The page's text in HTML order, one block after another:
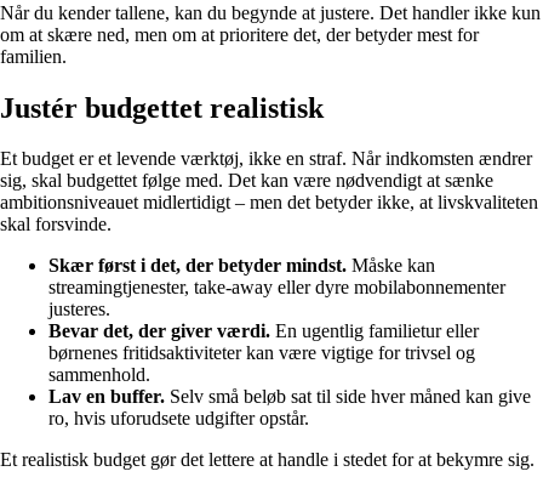
Når du kender tallene, kan du begynde at justere. Det handler ikke kun
om at skære ned, men om at prioritere det, der betyder mest for
familien.
Justér budgettet realistisk
Et budget er et levende værktøj, ikke en straf. Når indkomsten ændrer
sig, skal budgettet følge med. Det kan være nødvendigt at sænke
ambitionsniveauet midlertidigt – men det betyder ikke, at livskvaliteten
skal forsvinde.
Skær først i det, der betyder mindst. Måske kan
streamingtjenester, take-away eller dyre mobilabonnementer
justeres.
Bevar det, der giver værdi. En ugentlig familietur eller
børnenes fritidsaktiviteter kan være vigtige for trivsel og
sammenhold.
Lav en buffer. Selv små beløb sat til side hver måned kan give
ro, hvis uforudsete udgifter opstår.
Et realistisk budget gør det lettere at handle i stedet for at bekymre sig.